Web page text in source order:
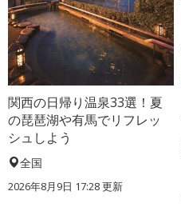
関西の日帰り温泉33選！夏
の琵琶湖や有馬でリフレッ
シュしよう
全国
2026年8月9日 17:28更新